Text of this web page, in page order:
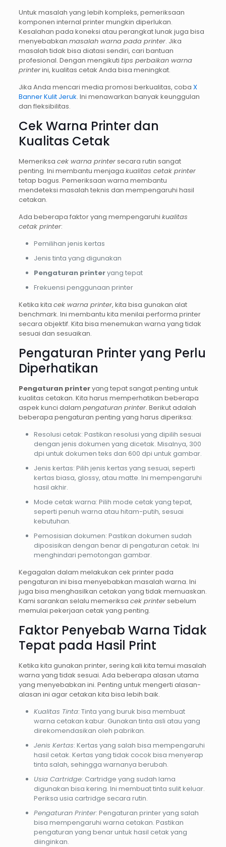
Untuk masalah yang lebih kompleks, pemeriksaan
komponen internal printer mungkin diperlukan.
Kesalahan pada koneksi atau perangkat lunak juga bisa
menyebabkan masalah warna pada printer. Jika
masalah tidak bisa diatasi sendiri, cari bantuan
profesional. Dengan mengikuti tips perbaikan warna
printerini, kualitas cetak Anda bisa meningkat.
Jika Anda mencari media promosi berkualitas, coba X
Banner Kulit Jeruk. Ini menawarkan banyak keunggulan
dan fleksibilitas.
Cek Warna Printer dan
Kualitas Cetak
Memeriksa cek warna printersecara rutin sangat
penting. Ini membantu menjaga kualitas cetak printer
tetap bagus. Pemeriksaan warna membantu
mendeteksi masalah teknis dan mempengaruhi hasil
cetakan.
Ada beberapa faktor yang mempengaruhi kualitas
cetak printer:
Pemilihan jenis kertas
Jenis tinta yang digunakan
Pengaturan printeryang tepat
Frekuensi penggunaan printer
Ketika kita cek warna printer, kita bisa gunakan alat
benchmark. Ini membantu kita menilai performa printer
secara objektif. Kita bisa menemukan warna yang tidak
sesuai dan sesuaikan.
Pengaturan Printer yang Perlu
Diperhatikan
Pengaturan printeryang tepat sangat penting untuk
kualitas cetakan. Kita harus memperhatikan beberapa
aspek kunci dalam pengaturan printer. Berikut adalah
beberapa pengaturan penting yang harus diperiksa:
Resolusi cetak: Pastikan resolusi yang dipilih sesuai
dengan jenis dokumen yang dicetak. Misalnya, 300
dpi untuk dokumen teks dan 600 dpi untuk gambar.
Jenis kertas: Pilih jenis kertas yang sesuai, seperti
kertas biasa, glossy, atau matte. Ini mempengaruhi
hasil akhir.
Mode cetak warna: Pilih mode cetak yang tepat,
seperti penuh warna atau hitam-putih, sesuai
kebutuhan.
Pemosisian dokumen: Pastikan dokumen sudah
diposisikan dengan benar di pengaturan cetak. Ini
menghindari pemotongan gambar.
Kegagalan dalam melakukan cek printer pada
pengaturan ini bisa menyebabkan masalah warna. Ini
juga bisa menghasilkan cetakan yang tidak memuaskan.
Kami sarankan selalu memeriksa cek printersebelum
memulai pekerjaan cetak yang penting.
Faktor Penyebab Warna Tidak
Tepat pada Hasil Print
Ketika kita gunakan printer, sering kali kita temui masalah
warna yang tidak sesuai. Ada beberapa alasan utama
yang menyebabkan ini. Penting untuk mengerti alasan-
alasan ini agar cetakan kita bisa lebih baik.
Kualitas Tinta: Tinta yang buruk bisa membuat
warna cetakan kabur. Gunakan tinta asli atau yang
direkomendasikan oleh pabrikan.
Jenis Kertas: Kertas yang salah bisa mempengaruhi
hasil cetak. Kertas yang tidak cocok bisa menyerap
tinta salah, sehingga warnanya berubah.
Usia Cartridge: Cartridge yang sudah lama
digunakan bisa kering. Ini membuat tinta sulit keluar.
Periksa usia cartridge secara rutin.
Pengaturan Printer: Pengaturan printer yang salah
bisa mempengaruhi warna cetakan. Pastikan
pengaturan yang benar untuk hasil cetak yang
diinginkan.